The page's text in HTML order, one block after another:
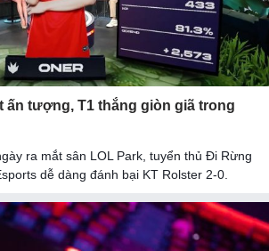
ấn tượng, T1 thắng giòn giã trong
ra mắt sân LOL Park, tuyển thủ Đi Rừng
dễ dàng đánh bại KT Rolster 2-0.